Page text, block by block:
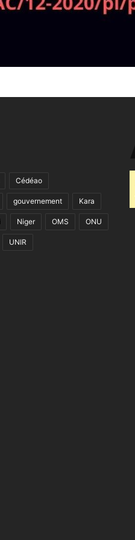
Cédéao
gouvernement Kara
Niger OMS ONU
UNIR